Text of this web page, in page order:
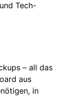
Tech-
– all das
aus
in